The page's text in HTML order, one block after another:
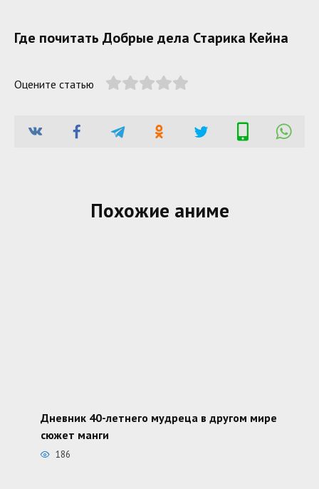
Где почитать Добрые дела Старика Кейна
Оцените статью
Похожие аниме
Дневник 40-летнего мудреца в другом мире
сюжет манги
186